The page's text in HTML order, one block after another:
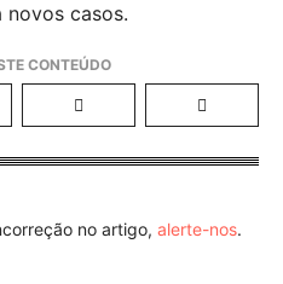
novos casos.
no artigo, alerte-nos.